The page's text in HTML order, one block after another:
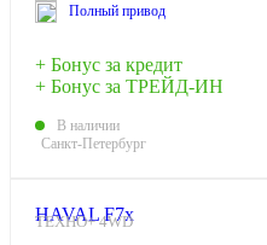
Полный привод
+ Бонус за кредит
+ Бонус за ТРЕЙД-ИН
В наличии
Санкт-Петербург
HAVAL F7x
ТЕХНО+ 4WD